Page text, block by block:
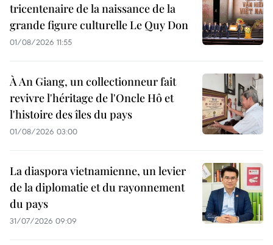
tricentenaire de la naissance de la
grande figure culturelle Le Quy Don
01/08/2026 11:55
À An Giang, un collectionneur fait
revivre l'héritage de l'Oncle Hô et
l'histoire des îles du pays
01/08/2026 03:00
La diaspora vietnamienne, un levier
de la diplomatie et du rayonnement
du pays
31/07/2026 09:09